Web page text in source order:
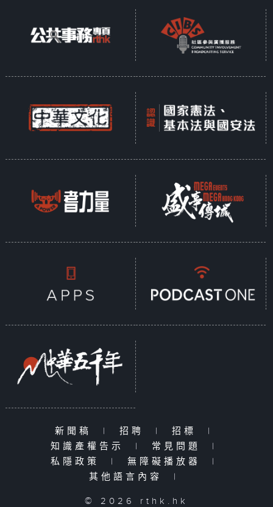
新聞稿 | 招聘 | 招標
|
知識產權告示
| 常見問題
|
私隱政策
| 無障礙播放器
|
其他語言內容
|
© 2026 rthk.hk